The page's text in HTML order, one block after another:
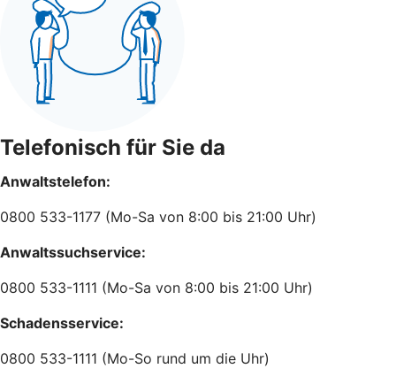
Telefonisch für Sie da
Anwaltstelefon:
0800 533-1177 (Mo-Sa von 8:00 bis 21:00 Uhr)
Anwaltssuchservice:
0800 533-1111 (Mo-Sa von 8:00 bis 21:00 Uhr)
Schadensservice:
0800 533-1111 (Mo-So rund um die Uhr)